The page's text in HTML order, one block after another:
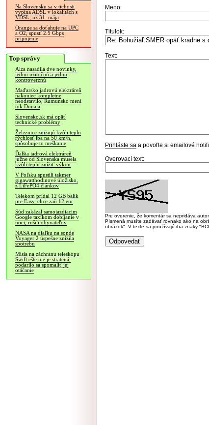
Na Slovensku sa v tichosti
vypína ADSL v lokalitách s
VDSL, už 31. mája
Orange sa doťahuje na UPC
a O2, spustí 2.5 Gbps
pripojenie
Top správy
Alza nasadila dve novinky,
jednu užitočnú a jednu
kontroverznú
Maďarsko jadrovú elektráreň
nakoniec kompletne
neodstavilo, Rumunsko mení
tok Dunaja
Slovensko.sk má opäť
technické problémy
Železnice znižujú kvôli teplu
rýchlosť iba na 50 km/h,
spôsobuje to meškanie
Ďalšia jadrová elektráreň
južne od Slovenska musela
kvôli teplu znížiť výkon
V Poľsku spustili takmer
gigawatthodinové úložisko,
z LiFePO4 článkov
Telekom pridal 12 GB balík
pre Easy, chce zaň 12 eur
Súd zakázal samojazdiacim
Google taxíkom dobíjanie v
noci, rušili obyvateľov
NASA na diaľku na sonde
Voyager 2 úspešne znížila
spotrebu
Misia na záchranu teleskopu
Swift ešte nie je stratená,
podarilo sa spomaliť jej
otáčanie
Meno:
Titulok:
Text:
Prihláste sa a povoľte si emailové
Overovací text:
Pre overenie, že komentár sa nepridáva
Písmená musíte zadávať rovnako ako na
obrázok". V texte sa používajú iba znaky